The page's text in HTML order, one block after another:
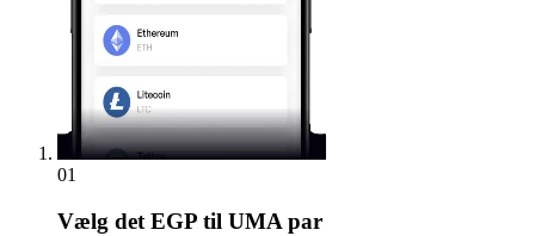
01
Vælg det EGP til UMA par